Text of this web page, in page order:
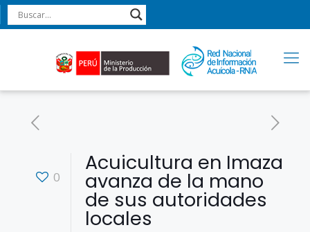
0
Acuicultura en Imaza
avanza de la mano
de sus autoridades
locales